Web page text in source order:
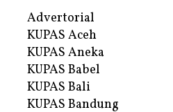
Advertorial
KUPAS Aceh
KUPAS Aneka
KUPAS Babel
KUPAS Bali
KUPAS Bandung